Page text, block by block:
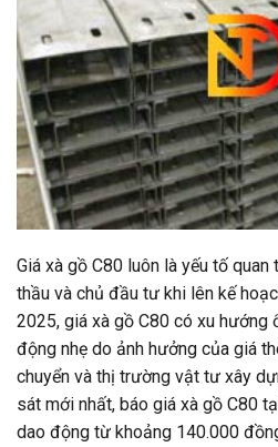
Giá xà gồ C80 luôn là yếu tố quan
thầu và chủ đầu tư khi lên kế
2025, giá xà gồ C80 có xu hướng
động nhẹ do ảnh hưởng của giá
chuyển và thị trường vật tư xây
sát mới nhất, báo giá xà gồ C80
dao động từ khoảng 140.000